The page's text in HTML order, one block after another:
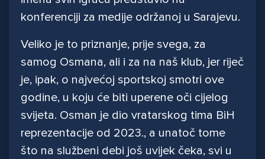
konferenciji za medije održanoj u Sarajevu.
Veliko je to priznanje, prije svega, za
samog Osmana, ali i za na naš klub, jer riječ
je, ipak, o najvećoj sportskoj smotri ove
godine, u koju će biti uperene oči cijelog
svijeta. Osman je dio vratarskog tima BiH
reprezentacije od 2023., a unatoč tome
što na službeni debi još uvijek čeka, svi u